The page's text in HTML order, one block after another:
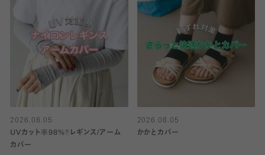
2026.08.05
UVカット率98%‼︎レギンス/アーム
カバー
2026.08.05
かかとカバー